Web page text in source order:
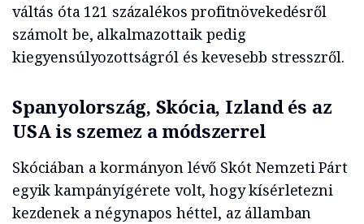
váltás óta 121 százalékos profitnövekedésről
számolt be, alkalmazottaik pedig
kiegyensúlyozottságról és kevesebb stresszről.
Spanyolország, Skócia, Izland és az
USA is szemez a módszerrel
Skóciában a kormányon lévő Skót Nemzeti Párt
egyik kampányígérete volt, hogy kísérletezni
kezdenek a négynapos héttel, az államban